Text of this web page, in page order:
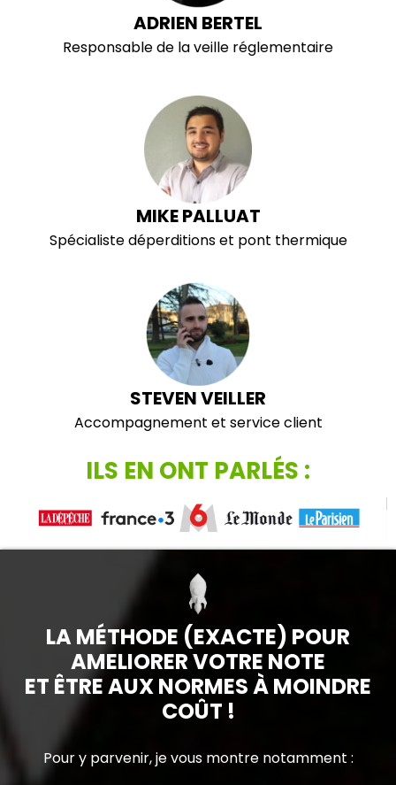
ADRIEN BERTEL
Responsable de la veille réglementaire
MIKE PALLUAT
Spécialiste déperditions et pont thermique
STEVEN VEILLER
Accompagnement et service client
ILS EN ONT PARLÉS :
LA MÉTHODE (EXACTE) POUR
AMELIORER VOTRE NOTE
ET ÊTRE AUX NORMES À MOINDRE
COÛT !
Pour y parvenir, je vous montre notamment :